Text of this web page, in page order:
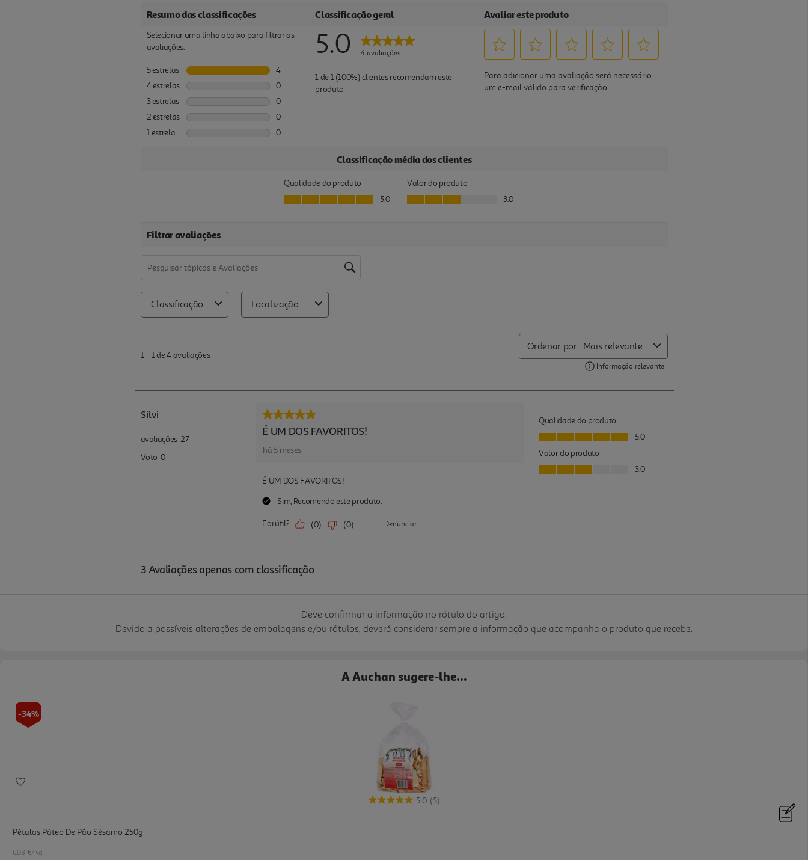
Deve confirmar a informação no rótulo do artigo.
Devido a possíveis alterações de embalagens e/ou rótulos, deverá considerar sempre a informação que acompanha o produto que recebe.
A Auchan sugere-lhe...
-34%
5.0 (5)
Pétalas Páteo De Pão Sésamo 250g
6.08 €/Kg